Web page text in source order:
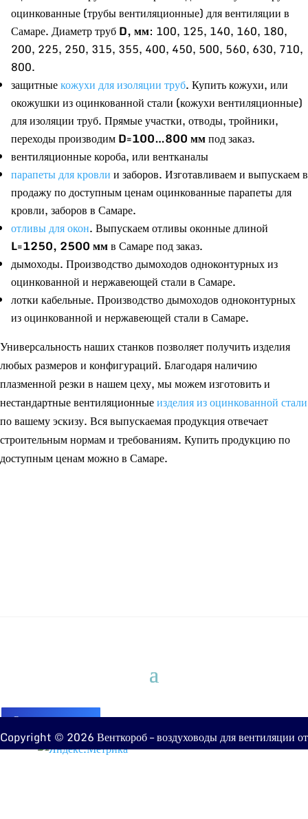
оцинкованные (трубы вентиляционные) для вентиляции в
Самаре. Диаметр трубD, мм: 100, 125, 140, 160, 180,
200, 225, 250, 315, 355, 400, 450, 500, 560, 630, 710,
800.
защитныекожухи для изоляции труб. Купить кожухи, или
окожушки из оцинкованной стали (кожухи вентиляционные)
для изоляции труб. Прямые участки, отводы, тройники,
переходы производимD=100…800 ммпод заказ.
вентиляционные короба, или вентканалы
парапеты для кровлии заборов. Изготавливаем и выпускаем в
продажу по доступным ценам оцинкованные парапеты для
кровли, заборов в Самаре.
отливы для окон. Выпускаем отливы оконные длиной
L=1250, 2500 ммв Самаре под заказ.
дымоходы. Производство дымоходов одноконтурных из
оцинкованной и нержавеющей стали в Самаре.
лотки кабельные. Производство дымоходов одноконтурных
из оцинкованной и нержавеющей стали в Самаре.
Универсальность наших станков позволяет получить изделия
любых размеров и конфигураций. Благодаря наличию
плазменной резки в нашем цеху, мы можем изготовить и
нестандартные вентиляционныеизделия из оцинкованной стали
по вашему эскизу. Вся выпускаемая продукция отвечает
строительным нормам и требованиям. Купить продукцию по
доступным ценам можно в Самаре.
Оставить заявку
Copyright © 2026 Венткороб – воздуховоды для вентиляции от
производителя